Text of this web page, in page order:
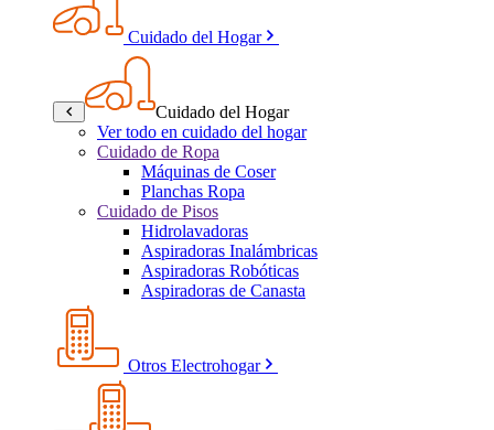
Cuidado del Hogar
Cuidado del Hogar
Ver todo en cuidado del hogar
Cuidado de Ropa
Máquinas de Coser
Planchas Ropa
Cuidado de Pisos
Hidrolavadoras
Aspiradoras Inalámbricas
Aspiradoras Robóticas
Aspiradoras de Canasta
Otros Electrohogar